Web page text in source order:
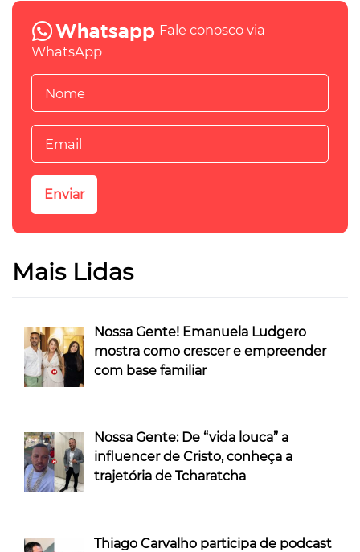
Fale conosco via
WhatsApp
Mais Lidas
Nossa Gente! Emanuela Ludgero
mostra como crescer e empreender
com base familiar
Nossa Gente: De “vida louca” a
influencer de Cristo, conheça a
trajetória de Tcharatcha
Thiago Carvalho participa de podcast